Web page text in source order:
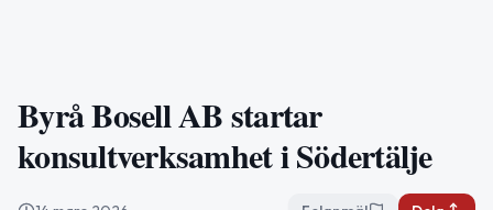
Byrå Bosell AB startar
konsultverksamhet i Södertälje